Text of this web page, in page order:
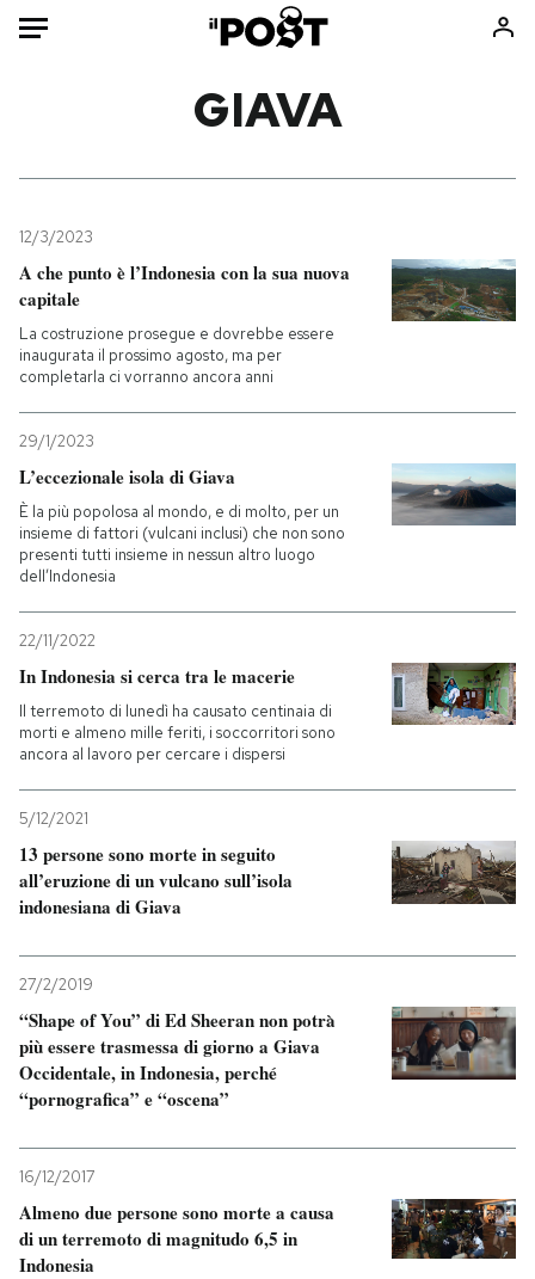
Mondo
Politica
Tecnologia
Internet
Scienza
Economia
Sport
Consumismi
Ok Boomer!
Mondiali calcio 2026
PODCAST
I MIEI PREFERITI
SHOP
CALENDARIO
AREA PERSONALE
Entra
GIAVA
12/3/2023
A che punto è l’Indonesia con la sua nuova
capitale
La costruzione prosegue e dovrebbe essere
inaugurata il prossimo agosto, ma per
completarla ci vorranno ancora anni
29/1/2023
L’eccezionale isola di Giava
È la più popolosa al mondo, e di molto, per un
insieme di fattori (vulcani inclusi) che non sono
presenti tutti insieme in nessun altro luogo
dell’Indonesia
22/11/2022
In Indonesia si cerca tra le macerie
Il terremoto di lunedì ha causato centinaia di
morti e almeno mille feriti, i soccorritori sono
ancora al lavoro per cercare i dispersi
5/12/2021
13 persone sono morte in seguito
all’eruzione di un vulcano sull’isola
indonesiana di Giava
27/2/2019
“Shape of You” di Ed Sheeran non potrà
più essere trasmessa di giorno a Giava
Occidentale, in Indonesia, perché
“pornografica” e “oscena”
16/12/2017
Almeno due persone sono morte a causa
di un terremoto di magnitudo 6,5 in
Indonesia